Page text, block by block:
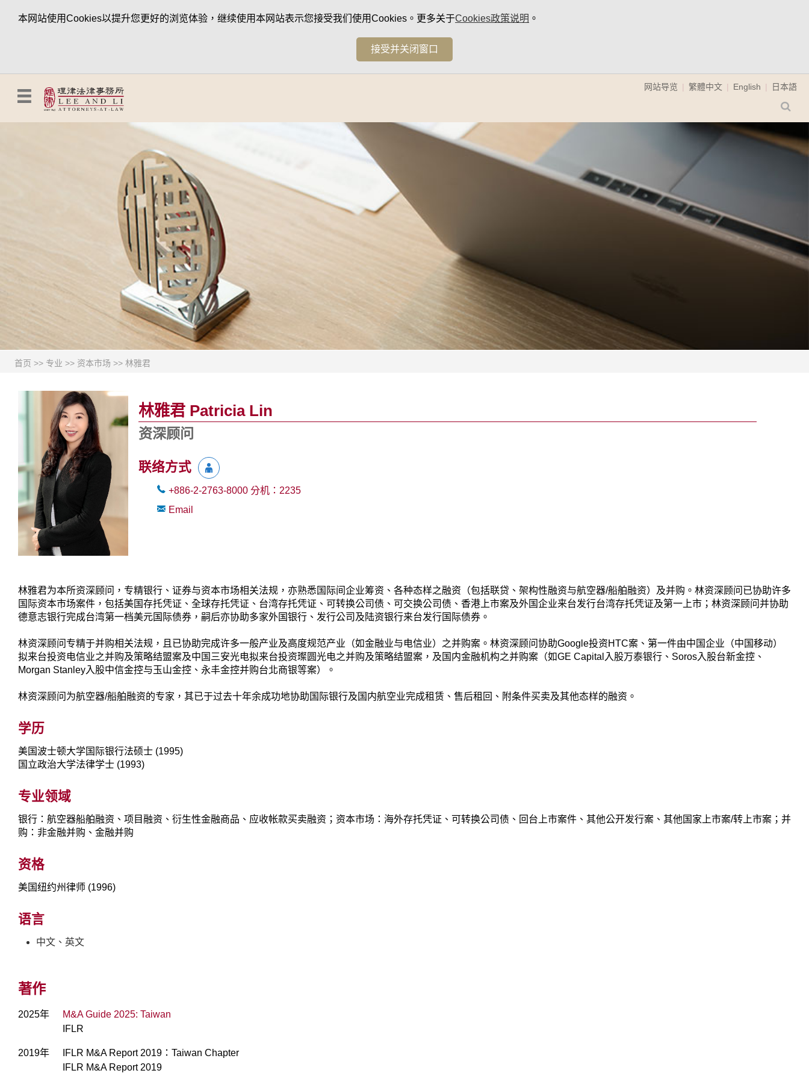
本网站使用Cookies以提升您更好的浏览体验，继续使用本网站表示您接受我们使用Cookies。更多关于Cookies政策说明 。
接受并关闭窗口
网站导览 繁體中文 English 日本語
首页 >> 专业 >> 资本市场 >> 林雅君
林雅君 Patricia Lin
资深顾问
联络方式
+886-2-2763-8000 分机： 2235
Email
林雅君为本所资深顾问，专精银行、证券与资本市场相关法规，亦熟悉国际间企业筹资、各种态样之融资（包括联贷、架构性融资与航空器/船舶融资）及并购。林资深顾问已协助许多
国际资本市场案件，包括美国存托凭证、全球存托凭证、台湾存托凭证、可转换公司债、可交换公司债、香港上市案及外国企业来台发行台湾存托凭证及第一上市；林资深顾问并协助
德意志银行完成台湾第一档美元国际债券，嗣后亦协助多家外国银行、发行公司及陆资银行来台发行国际债券。
林资深顾问专精于并购相关法规，且已协助完成许多一般产业及高度规范产业（如金融业与电信业）之并购案。林资深顾问协助Google投资HTC案、第一件由中国企业（中国移动）
拟来台投资电信业之并购及策略结盟案及中国三安光电拟来台投资璨圆光电之并购及策略结盟案，及国内金融机构之并购案（如GE Capital入股万泰银行、Soros入股台新金控、
Morgan Stanley入股中信金控与玉山金控、永丰金控并购台北商银等案）。
林资深顾问为航空器/船舶融资的专家，其已于过去十年余成功地协助国际银行及国内航空业完成租赁、售后租回、附条件买卖及其他态样的融资。
学历
美国波士顿大学国际银行法硕士 (1995)
国立政治大学法律学士 (1993)
专业领域
银行：航空器船舶融资、项目融资、衍生性金融商品、应收帐款买卖融资；资本市场：海外存托凭证、可转换公司债、回台上市案件、其他公开发行案、其他国家上市案/转上市案；并
购：非金融并购、金融并购
资格
美国纽约州律师 (1996)
语言
中文、英文
著作
2025年
M&A Guide 2025: Taiwan
IFLR
2019年
IFLR M&A Report 2019：Taiwan Chapter
IFLR M&A Report 2019